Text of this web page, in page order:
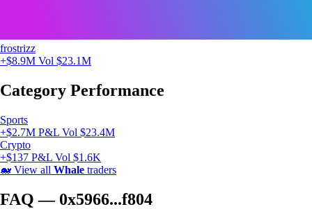
frostrizz
+$8.9M Vol $23.1M
Category Performance
Sports
+$2.7M P&L Vol $23.4M
Crypto
+$137 P&L Vol $1.6K
🐋 View all Whale traders
FAQ — 0x5966...f804